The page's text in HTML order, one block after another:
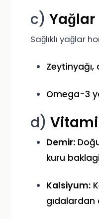
c) Yağlar
Sağlıklı yağlar
Omega-3
d)
Demir:
kuru
Kalsiyum:
gıdalardan